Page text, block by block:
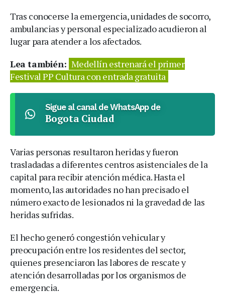
Tras conocerse la emergencia, unidades de socorro,
ambulancias y personal especializado acudieron al
lugar para atender a los afectados.
Lea también: Medellín estrenará el primer
Festival PP Cultura con entrada gratuita
Sigue al canal de WhatsApp de
Bogota Ciudad
Varias personas resultaron heridas y fueron
trasladadas a diferentes centros asistenciales de la
capital para recibir atención médica. Hasta el
momento, las autoridades no han precisado el
número exacto de lesionados ni la gravedad de las
heridas sufridas.
El hecho generó congestión vehicular y
preocupación entre los residentes del sector,
quienes presenciaron las labores de rescate y
atención desarrolladas por los organismos de
emergencia.